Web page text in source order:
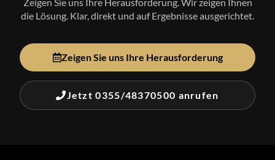
Zeigen Sie uns Ihre Herausforderung. Wir zeigen Ihnen
die Lösung. Klar, direkt und auf Ergebnisse ausgerichtet.
Zeigen Sie uns Ihre Herausforderung
Jetzt 0355/48370500 anrufen